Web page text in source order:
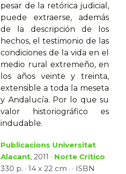
pesar de la retórica judicial,
puede extraerse, además
de la descripción de los
hechos, el testimonio de las
condiciones de la vida en el
medio rural extremeño, en
los años veinte y treinta,
extensible a toda la meseta
y Andalucía. Por lo que su
valor historiográfico es
indudable.
Publicacions Universitat
Alacant, 2011 · Norte Crítico
330 p. · 14 x 22 cm · · ISBN